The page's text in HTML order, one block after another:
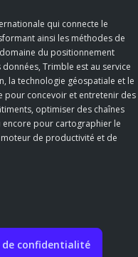
qui connecte le
ainsi les méthodes de
du positionnement
Trimble est au service
la technologie géospatiale et le
pour concevoir et entretenir des
optimiser des chaînes
encore pour cartographier le
de productivité et de
de confidentialité